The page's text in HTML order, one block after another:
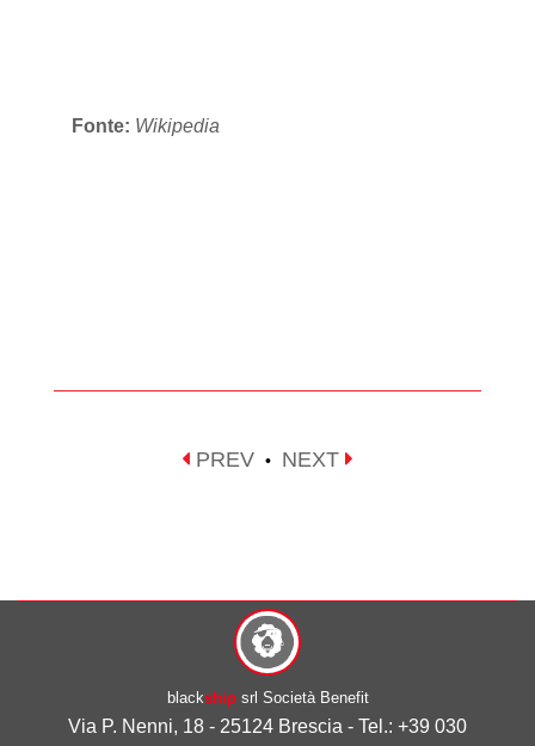
Fonte: Wikipedia
PREV • NEXT
blackshipsrl Società Benefit
Via P. Nenni, 18 - 25124 Brescia - Tel.: +39 030